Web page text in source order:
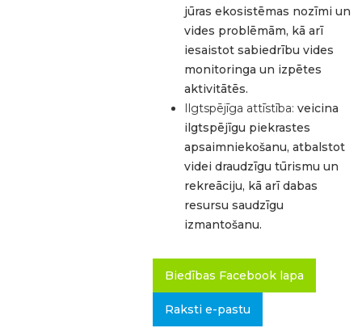
jūras ekosistēmas nozīmi un
vides problēmām, kā arī
iesaistot sabiedrību vides
monitoringa un izpētes
aktivitātēs.
Ilgtspējīga attīstība: veicina
ilgtspējīgu piekrastes
apsaimniekošanu, atbalstot
videi draudzīgu tūrismu un
rekreāciju, kā arī dabas
resursu saudzīgu
izmantošanu.
Biedības Facebook lapa
Raksti e-pastu